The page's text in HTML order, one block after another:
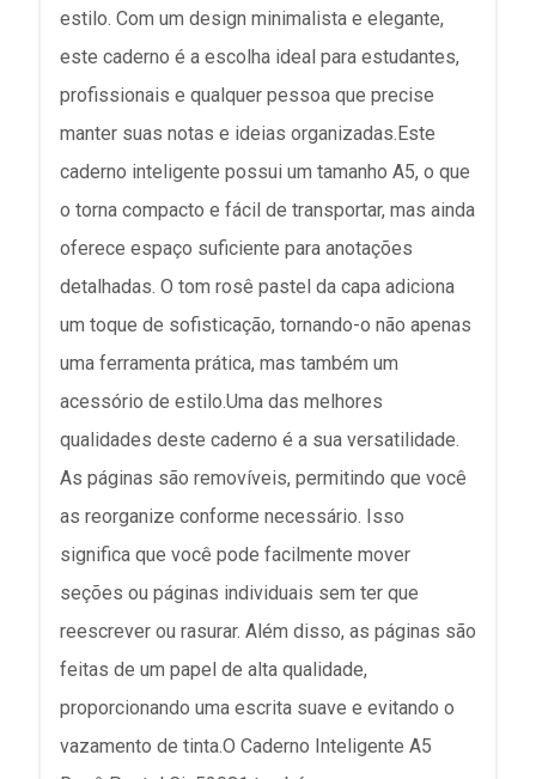
estilo. Com um design minimalista e elegante,
este caderno é a escolha ideal para estudantes,
profissionais e qualquer pessoa que precise
manter suas notas e ideias organizadas.Este
caderno inteligente possui um tamanho A5, o que
o torna compacto e fácil de transportar, mas ainda
oferece espaço suficiente para anotações
detalhadas. O tom rosê pastel da capa adiciona
um toque de sofisticação, tornando-o não apenas
uma ferramenta prática, mas também um
acessório de estilo.Uma das melhores
qualidades deste caderno é a sua versatilidade.
As páginas são removíveis, permitindo que você
as reorganize conforme necessário. Isso
significa que você pode facilmente mover
seções ou páginas individuais sem ter que
reescrever ou rasurar. Além disso, as páginas são
feitas de um papel de alta qualidade,
proporcionando uma escrita suave e evitando o
vazamento de tinta.O Caderno Inteligente A5